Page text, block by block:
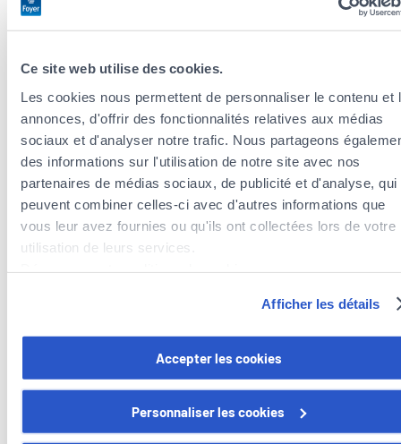
Ce site web utilise des cookies.
Les cookies nous permettent de personnaliser le contenu et
annonces, d'offrir des fonctionnalités relatives aux médias
sociaux et d'analyser notre trafic. Nous partageons
des informations sur l'utilisation de notre site avec nos
partenaires de médias sociaux, de publicité et d'analyse, qui
peuvent combiner celles-ci avec d'autres informations que
vous leur avez fournies ou qu'ils ont collectées lors de votre
utilisation de leurs services.
Vous avez la possibilité de retirer votre consentement à tout
moment en cliquant sur le lien "gestion des cookies" en bas
Certains de ces cookies sont strictement nécessaires au
Afficher les détails
Accepter les cookies
Personnaliser les cookies
Agents d’assurances à proximité de la
Agents d’assurances dans la commune de Beckerich